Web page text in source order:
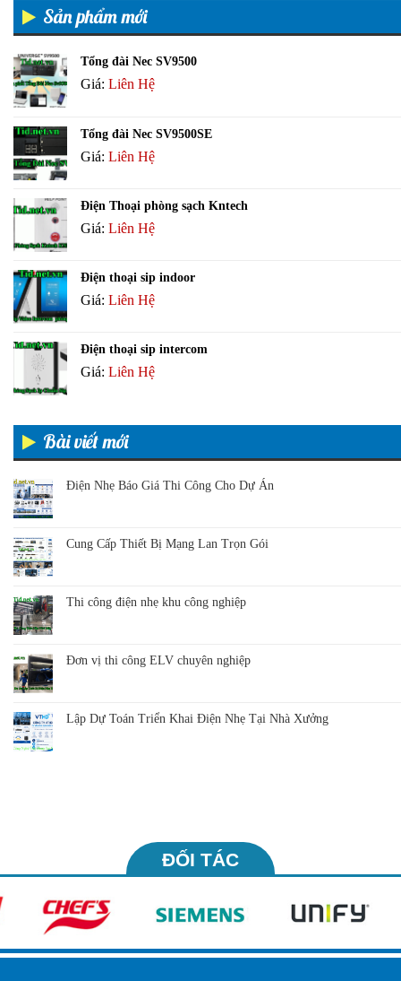
Sản phẩm mới
Tổng đài Nec SV9500
Giá: Liên Hệ
Tổng đài Nec SV9500SE
Giá: Liên Hệ
Điện Thoại phòng sạch Kntech
Giá: Liên Hệ
Điện thoại sip indoor
Giá: Liên Hệ
Điện thoại sip intercom
Giá: Liên Hệ
Bài viết mới
Điện Nhẹ Báo Giá Thi Công Cho Dự Án
Cung Cấp Thiết Bị Mạng Lan Trọn Gói
Thi công điện nhẹ khu công nghiệp
Đơn vị thi công ELV chuyên nghiệp
Lập Dự Toán Triển Khai Điện Nhẹ Tại Nhà Xưởng
ĐỐI TÁC